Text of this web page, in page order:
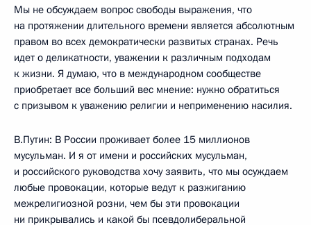
Мы не обсуждаем вопрос свободы выражения, что
на протяжении длительного времени является абсолютным
правом во всех демократически развитых странах. Речь
идет о деликатности, уважении к различным подходам
к жизни. Я думаю, что в международном сообществе
приобретает все больший вес мнение: нужно обратиться
с призывом к уважению религии и неприменению насилия.
В.Путин: В России проживает более 15 миллионов
мусульман. И я от имени и российских мусульман,
и российского руководства хочу заявить, что мы осуждаем
любые провокации, которые ведут к разжиганию
межрелигиозной розни, чем бы эти провокации
ни прикрывались и какой бы псевдолиберальной